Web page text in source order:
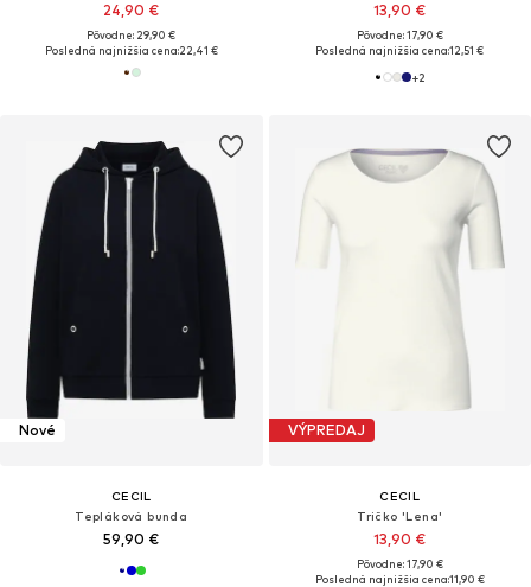
24,90 €
Pôvodne: 29,90 €
Posledná najnižšia cena:22,41 €
13,90 €
Pôvodne: 17,90 €
Posledná najnižšia cena:12,51 €
+2
Nové
CECIL
Tepláková bunda
59,90 €
VÝPREDAJ
CECIL
Tričko 'Lena'
13,90 €
Pôvodne: 17,90 €
Posledná najnižšia cena:11,90 €